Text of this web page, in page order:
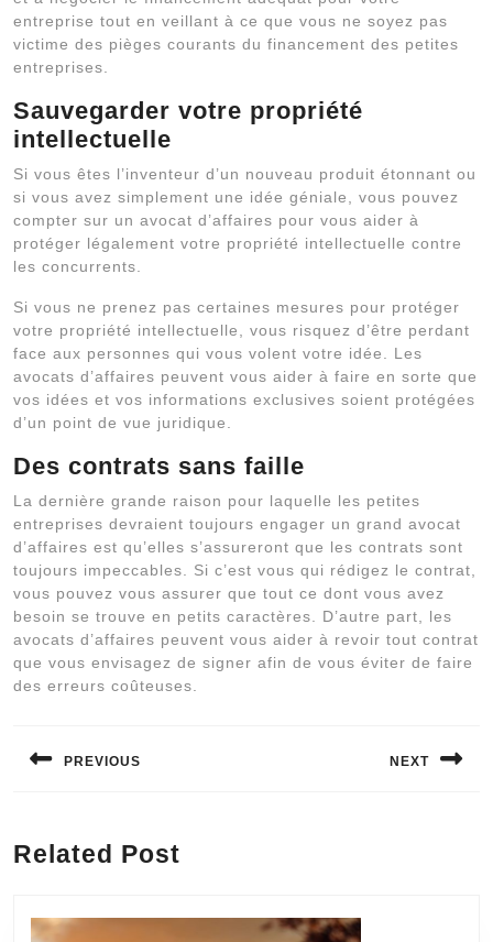
entreprise tout en veillant à ce que vous ne soyez pas
victime des pièges courants du financement des petites
entreprises.
Sauvegarder votre propriété
intellectuelle
Si vous êtes l’inventeur d’un nouveau produit étonnant ou
si vous avez simplement une idée géniale, vous pouvez
compter sur un avocat d’affaires pour vous aider à
protéger légalement votre propriété intellectuelle contre
les concurrents.
Si vous ne prenez pas certaines mesures pour protéger
votre propriété intellectuelle, vous risquez d’être perdant
face aux personnes qui vous volent votre idée. Les
avocats d’affaires peuvent vous aider à faire en sorte que
vos idées et vos informations exclusives soient protégées
d’un point de vue juridique.
Des contrats sans faille
La dernière grande raison pour laquelle les petites
entreprises devraient toujours engager un grand avocat
d’affaires est qu’elles s’assureront que les contrats sont
toujours impeccables. Si c’est vous qui rédigez le contrat,
vous pouvez vous assurer que tout ce dont vous avez
besoin se trouve en petits caractères. D’autre part, les
avocats d’affaires peuvent vous aider à revoir tout contrat
que vous envisagez de signer afin de vous éviter de faire
des erreurs coûteuses.
de
PREVIOUS
post:
NEXT
Related Post